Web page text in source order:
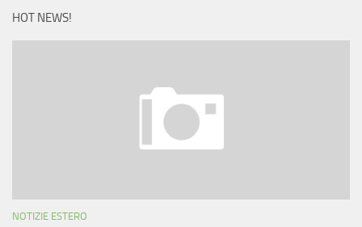
HOT NEWS!
NOTIZIE ESTERO